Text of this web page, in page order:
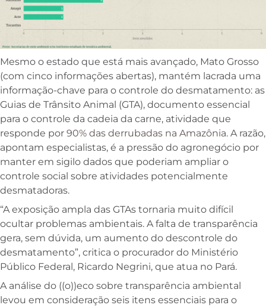
Mesmo o estado que está mais avançado, Mato Grosso
(com cinco informações abertas), mantém lacrada uma
informação-chave para o controle do desmatamento: as
Guias de Trânsito Animal (GTA), documento essencial
para o controle da cadeia da carne, atividade que
responde por 90% das derrubadas na Amazônia. A razão,
apontam especialistas, é a pressão do agronegócio por
manter em sigilo dados que poderiam ampliar o
controle social sobre atividades potencialmente
desmatadoras.
“A exposição ampla das GTAs tornaria muito difícil
ocultar problemas ambientais. A falta de transparência
gera, sem dúvida, um aumento do descontrole do
desmatamento”, critica o procurador do Ministério
Público Federal, Ricardo Negrini, que atua no Pará.
A análise do ((o))eco sobre transparência ambiental
levou em consideração seis itens essenciais para o